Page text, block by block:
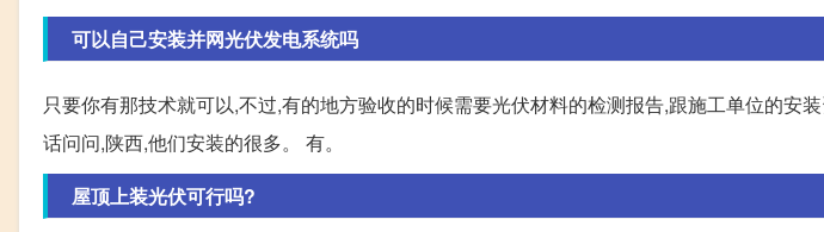
可以自己安装并网光伏发电系统吗
只要你有那技术就可以,不过,有的地方验收的时候需要光伏材料的检测报告,跟施工单位的安
话问问,陕西,他们安装的很多。 有。
屋顶上装光伏可行吗?